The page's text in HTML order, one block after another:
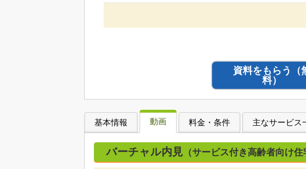
資料をもらう
（
料）
基本情報 動画 料金・条件 主なサービス
バーチャル内見 （サービス付き高齢者向け住